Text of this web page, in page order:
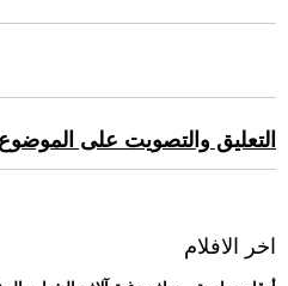
التعليق والتصويت على
اخر الافلام